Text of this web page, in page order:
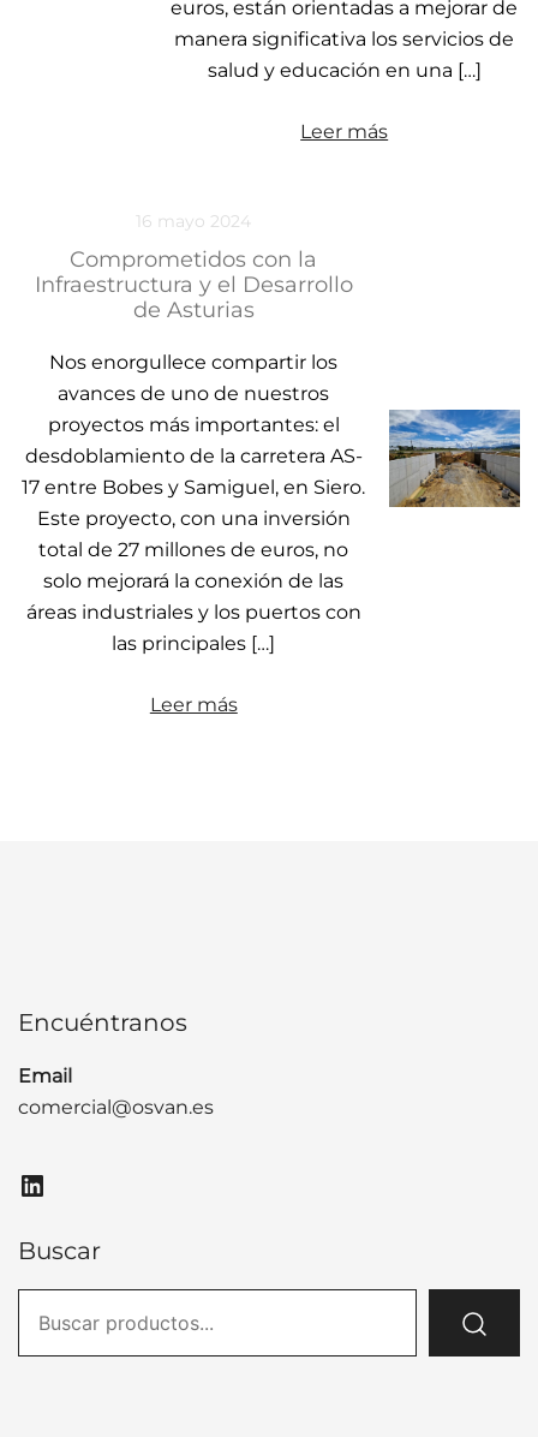
euros, están orientadas a mejorar de
manera significativa los servicios de
salud y educación en una […]
Leer más
16 mayo 2024
Comprometidos con la
Infraestructura y el Desarrollo
de Asturias
Nos enorgullece compartir los
avances de uno de nuestros
proyectos más importantes: el
desdoblamiento de la carretera AS-
17 entre Bobes y Samiguel, en Siero.
Este proyecto, con una inversión
total de 27 millones de euros, no
solo mejorará la conexión de las
áreas industriales y los puertos con
las principales […]
Leer más
Encuéntranos
Email
comercial@osvan.es
LinkedIn
Buscar